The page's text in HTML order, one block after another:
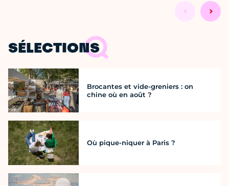
SÉLECTIONS
Brocantes et vide-greniers : on
chine où en août ?
Où pique-niquer à Paris ?